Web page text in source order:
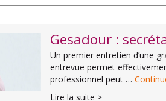
Gesadour :
Un premier entretien d’une
entrevue permet
professionnel peut …
Lire la suite >